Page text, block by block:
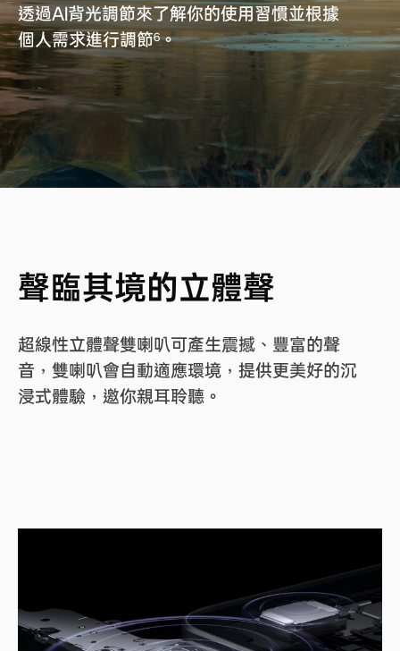
透過AI背光調節來了解你的使用習慣並根據
個人需求進行調節6。
聲臨其境的立體聲
超線性立體聲雙喇叭可產生震撼、豐富的聲
音，雙喇叭會自動適應環境，提供更美好的沉
浸式體驗，邀你親耳聆聽。